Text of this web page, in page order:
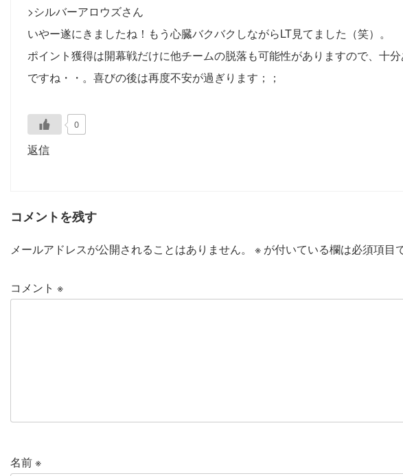
>シルバーアロウズさん
いやー遂にきましたね！もう心臓バクバクしながらLT見てました（笑）。
ポイント獲得は開幕戦だけに他チームの脱落も可能性がありますので、十
ですね・・。喜びの後は再度不安が過ぎります；；
0
返信
コメントを残す
メールアドレスが公開されることはありません。 ※ が付いている欄は必須項目
コメント ※
名前※